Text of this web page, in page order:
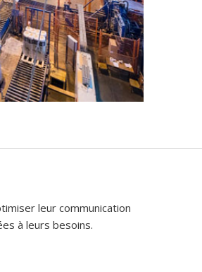
leur communication
à leurs besoins.